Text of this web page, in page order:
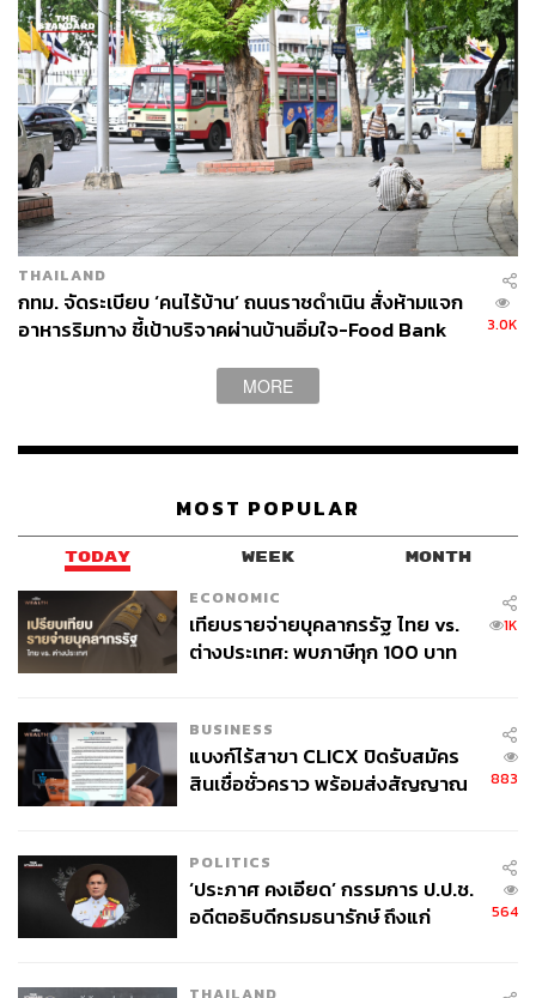
เย็นตรงจากโรงงาน [ADVERTORIAL]
THAILAND
กทม. จัดระเบียบ ‘คนไร้บ้าน’ ถนนราชดำเนิน สั่งห้ามแจก
อาหารริมทาง ชี้เป้าบริจาคผ่านบ้านอิ่มใจ-Food Bank
3.0K
MORE
MOST POPULAR
TODAY WEEK MONTH
ECONOMIC
เทียบรายจ่ายบุคลากรรัฐ ไทย vs.
ต่างประเทศ: พบภาษีทุก 100 บาท
1K
BUSINESS
แบงก์ไร้สาขา CLICX ปิดรับสมัคร
สินเชื่อชั่วคราว พร้อมส่งสัญญาณ
883
POLITICS
‘ประภาศ คงเอียด’ กรรมการ ป.ป.ช.
อดีตอธิบดีกรมธนารักษ์ ถึงแก่
564